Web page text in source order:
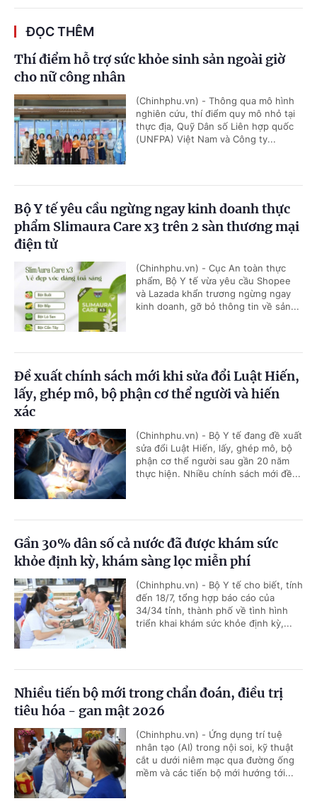
ĐỌC THÊM
Thí điểm hỗ trợ sức khỏe sinh sản ngoài giờ
cho nữ công nhân
(Chinhphu.vn) - Thông qua mô hình
nghiên cứu, thí điểm quy mô nhỏ tại
thực địa, Quỹ Dân số Liên hợp quốc
(UNFPA) Việt Nam và Công ty...
Bộ Y tế yêu cầu ngừng ngay kinh doanh thực
phẩm Slimaura Care x3 trên 2 sàn thương mại
điện tử
(Chinhphu.vn) - Cục An toàn thực
phẩm, Bộ Y tế vừa yêu cầu Shopee
và Lazada khẩn trương ngừng ngay
kinh doanh, gỡ bỏ thông tin về sản...
Đề xuất chính sách mới khi sửa đổi Luật Hiến,
lấy, ghép mô, bộ phận cơ thể người và hiến
xác
(Chinhphu.vn) - Bộ Y tế đang đề xuất
sửa đổi Luật Hiến, lấy, ghép mô, bộ
phận cơ thể người sau gần 20 năm
thực hiện. Nhiều chính sách mới đề...
Gần 30% dân số cả nước đã được khám sức
khỏe định kỳ, khám sàng lọc miễn phí
(Chinhphu.vn) - Bộ Y tế cho biết, tính
đến 18/7, tổng hợp báo cáo của
34/34 tỉnh, thành phố về tình hình
triển khai khám sức khỏe định kỳ,...
Nhiều tiến bộ mới trong chẩn đoán, điều trị
tiêu hóa - gan mật 2026
(Chinhphu.vn) - Ứng dụng trí tuệ
nhân tạo (AI) trong nội soi, kỹ thuật
cắt u dưới niêm mạc qua đường ống
mềm và các tiến bộ mới hướng tới...